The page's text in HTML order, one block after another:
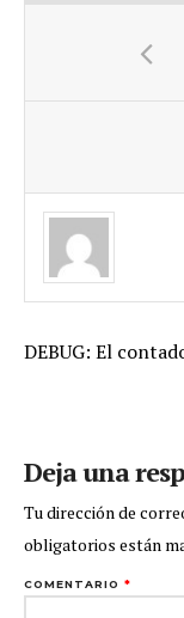
DEBUG: El
Deja una
Tu dirección de
obligatorios están
COMENTARIO *